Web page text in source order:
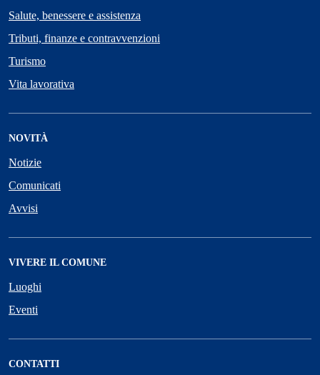
Salute, benessere e assistenza
Tributi, finanze e contravvenzioni
Turismo
Vita lavorativa
NOVITÀ
Notizie
Comunicati
Avvisi
VIVERE IL COMUNE
Luoghi
Eventi
CONTATTI